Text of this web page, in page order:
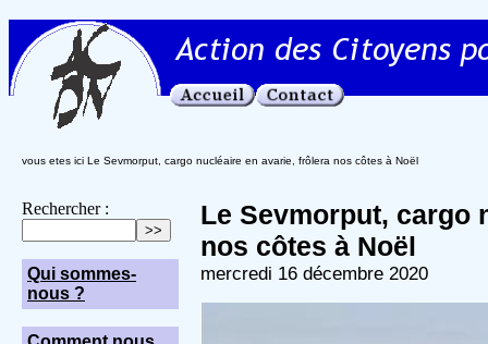
vous etes ici Le Sevmorput, cargo nucléaire en avarie, frôlera nos côtes à Noël
Rechercher :
Qui sommes-
nous ?
Le Sevmorput, cargo
nos côtes à Noël
mercredi 16 décembre 2020